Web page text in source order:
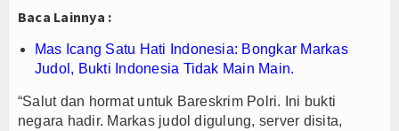
Baca Lainnya :
Mas Icang Satu Hati Indonesia: Bongkar Markas
Judol, Bukti Indonesia Tidak Main Main.
“Salut dan hormat untuk Bareskrim Polri. Ini bukti
negara hadir. Markas judol digulung, server disita,